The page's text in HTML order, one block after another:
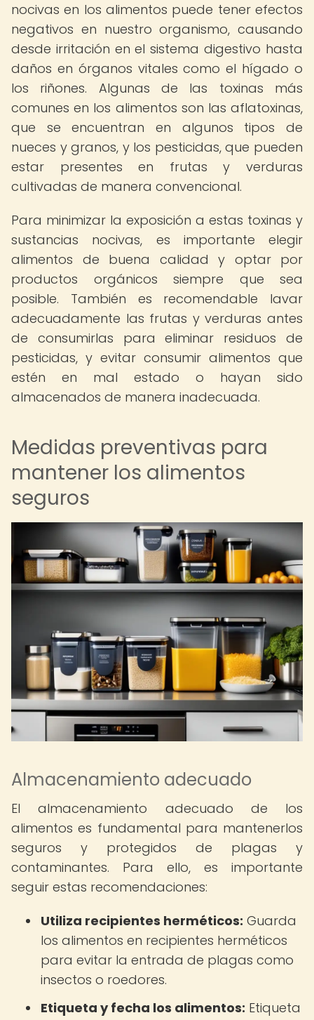
nocivas en los alimentos puede tener efectos
negativos en nuestro organismo, causando
desde irritación en el sistema digestivo hasta
daños en órganos vitales como el hígado o
los riñones. Algunas de las toxinas más
comunes en los alimentos son las aflatoxinas,
que se encuentran en algunos tipos de
nueces y granos, y los pesticidas, que pueden
estar presentes en frutas y verduras
cultivadas de manera convencional.
Para minimizar la exposición a estas toxinas y
sustancias nocivas, es importante elegir
alimentos de buena calidad y optar por
productos orgánicos siempre que sea
posible. También es recomendable lavar
adecuadamente las frutas y verduras antes
de consumirlas para eliminar residuos de
pesticidas, y evitar consumir alimentos que
estén en mal estado o hayan sido
almacenados de manera inadecuada.
Medidas preventivas para
mantener los alimentos
seguros
Almacenamiento adecuado
El almacenamiento adecuado de los
alimentos es fundamental para mantenerlos
seguros y protegidos de plagas y
contaminantes. Para ello, es importante
seguir estas recomendaciones:
Utiliza recipientes herméticos: Guarda
los alimentos en recipientes herméticos
para evitar la entrada de plagas como
insectos o roedores.
Etiqueta y fecha los alimentos: Etiqueta